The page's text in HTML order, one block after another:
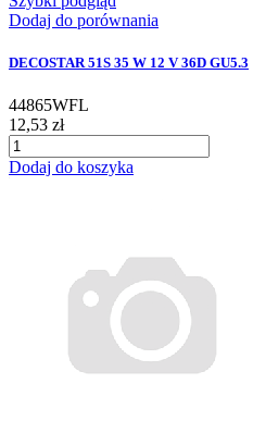
Dodaj do porównania
DECOSTAR 51S 35 W 12 V 36D GU5.3
44865WFL
12,53 zł
Dodaj do koszyka